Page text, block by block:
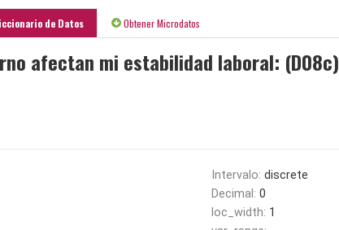
de Datos Obtener Microdatos
afectan mi estabilidad laboral: (D08c)
Intervalo: discrete
Decimal: 0
loc_width: 1